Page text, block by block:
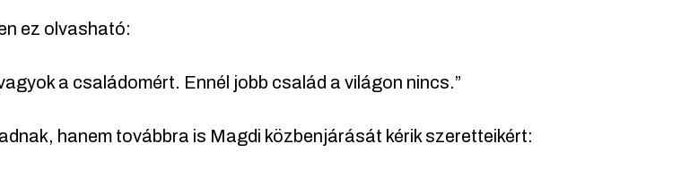
ez olvasható:
a családomért. Ennél jobb család a világon nincs.”
hanem továbbra is Magdi közbenjárását kérik szeretteikért: